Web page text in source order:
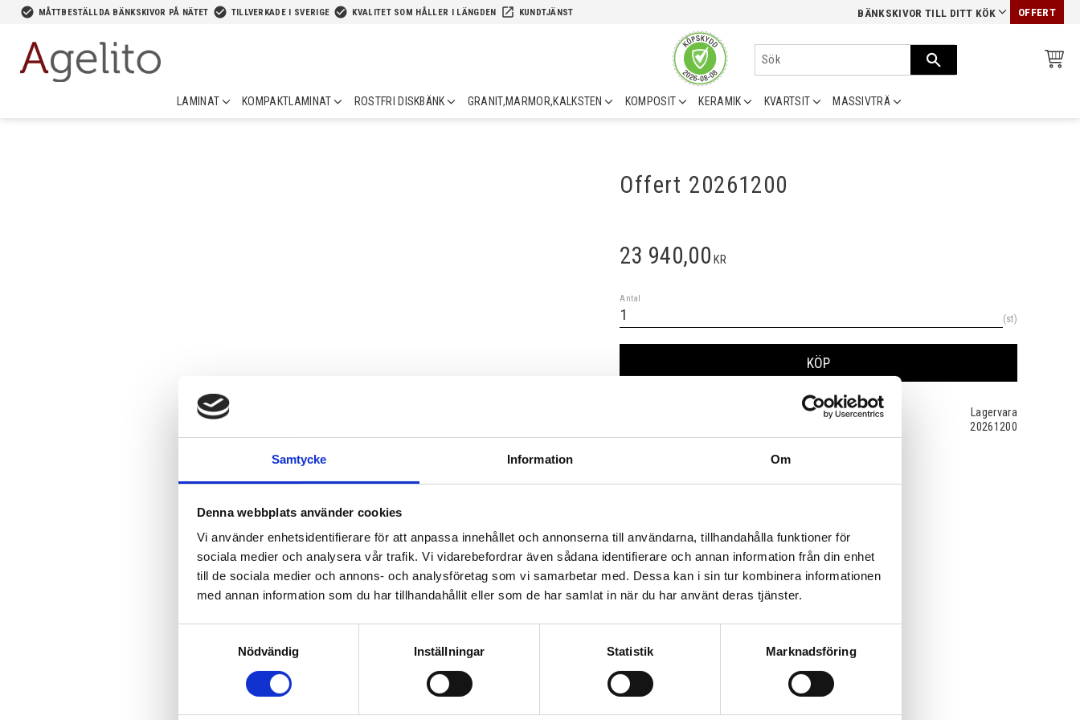
Samtycke Information Om
Denna webbplats använder cookies
Vi använder enhetsidentifierare för att anpassa innehållet och annonserna till användarna, tillhandahålla funktioner för
sociala medier och analysera vår trafik. Vi vidarebefordrar även sådana identifierare och annan information från din enhet
till de sociala medier och annons- och analysföretag som vi samarbetar med. Dessa kan i sin tur kombinera informationen
med annan information som du har tillhandahållit eller som de har samlat in när du har använt deras tjänster.
Nödvändig
Inställningar Statistik Marknadsföring
check_circle MÅTTBESTÄLLDA BÄNKSKIVOR PÅ NÄTET check_circle TILLVERKADE I SVERIGE check_circle KVALITET SOM HÅLLER I LÄNGDEN launch KUNDTJÄNST BÄNKSKIVOR TILL DITT KÖK OFFERT
LAMINAT KOMPAKTLAMINAT ROSTFRI DISKBÄNK GRANIT,MARMOR,KALKSTEN KOMPOSIT KERAMIK KVARTSIT MASSIVTRÄ
Offert 20261200
23 940,00 KR
Antal
st
KÖP
Lagervara
20261200